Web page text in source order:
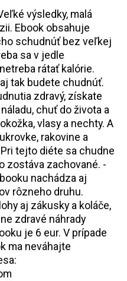
výsledky, malá
Ebook obsahuje
schudnúť bez veľkej
sa v jedle
rátať kalórie.
tak budete chudnúť.
zdravý, získate
chuť do života a
vlasy a nechty. A
rakovine a
tejto diéte sa chudne
zostáva zachované. -
nachádza aj
rôzneho druhu.
aj zákusky a koláče,
zdravé náhrady
je 6 eur. V prípade
ma neváhajte